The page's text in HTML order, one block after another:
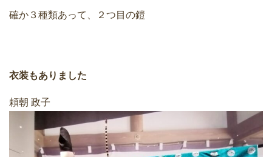
確か３種類あって、２つ目の鎧
衣装もありました
頼朝 政子